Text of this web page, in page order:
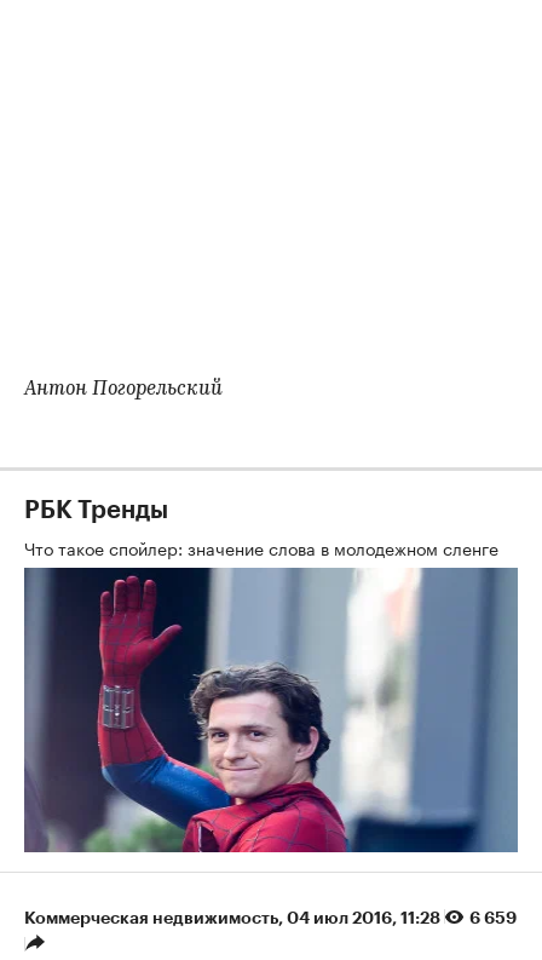
Антон Погорельский
РБК Тренды
Что такое спойлер: значение слова в молодежном сленге
Коммерческая недвижимость⁠, 04 июл 2016, 11:28 6 659